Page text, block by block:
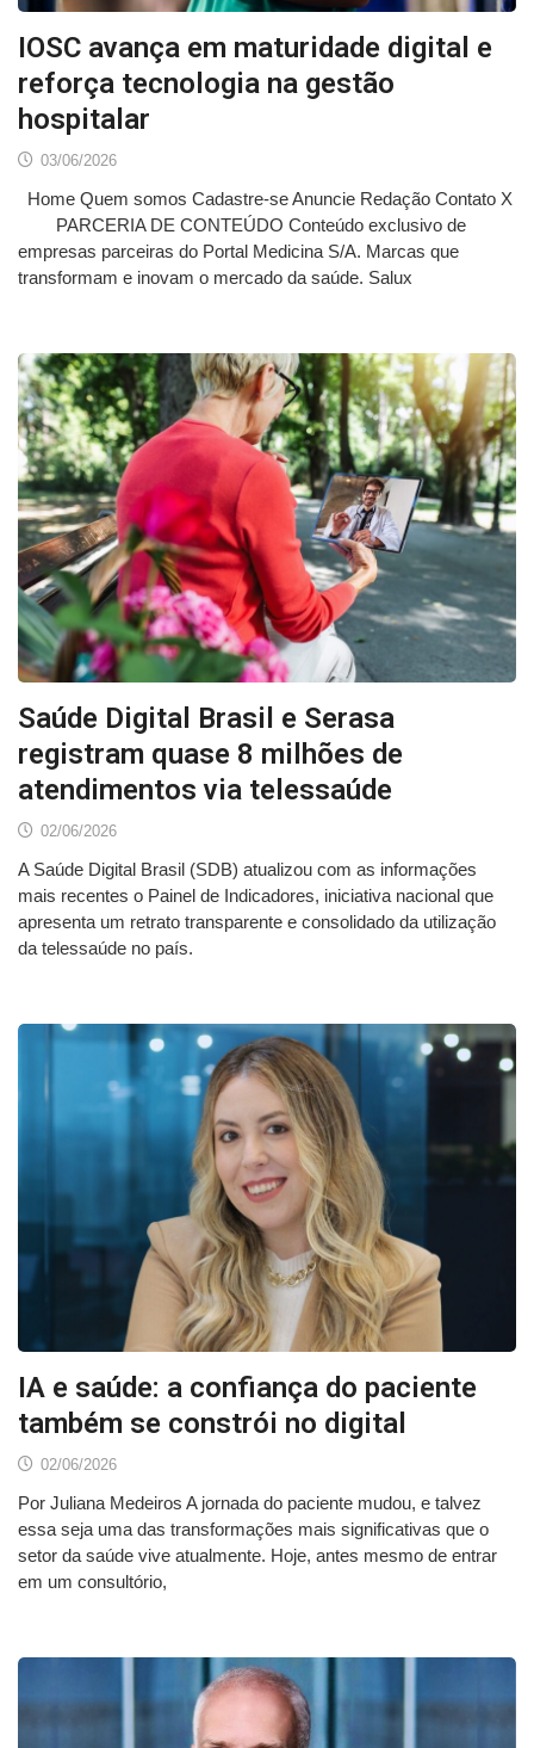
IOSC avança em maturidade digital e
reforça tecnologia na gestão
hospitalar
03/06/2026
Home Quem somos Cadastre-se Anuncie Redação Contato X
PARCERIA DE CONTEÚDO Conteúdo exclusivo de
empresas parceiras do Portal Medicina S/A. Marcas que
transformam e inovam o mercado da saúde. Salux
Saúde Digital Brasil e Serasa
registram quase 8 milhões de
atendimentos via telessaúde
02/06/2026
A Saúde Digital Brasil (SDB) atualizou com as informações
mais recentes o Painel de Indicadores, iniciativa nacional que
apresenta um retrato transparente e consolidado da utilização
da telessaúde no país.
IA e saúde: a confiança do paciente
também se constrói no digital
02/06/2026
Por Juliana Medeiros A jornada do paciente mudou, e talvez
essa seja uma das transformações mais significativas que o
setor da saúde vive atualmente. Hoje, antes mesmo de entrar
em um consultório,